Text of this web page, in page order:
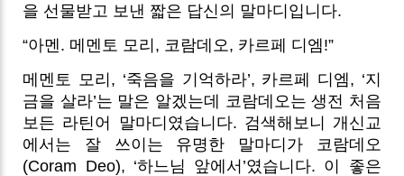
을 선물받고 보낸 짧은 답신의 말마디입니다.
“아멘. 메멘토 모리, 코람데오, 카르페 디엠!”
메멘토 모리, ‘죽음을 기억하라’, 카르페 디엠, ‘지
금을 살라’는 말은 알겠는데 코람데오는 생전 처음
보든 라틴어 말마디였습니다. 검색해보니 개신교
에서는 잘 쓰이는 유명한 말마디가 코람데오
(Coram Deo), ‘하느님 앞에서’였습니다. 이 좋은